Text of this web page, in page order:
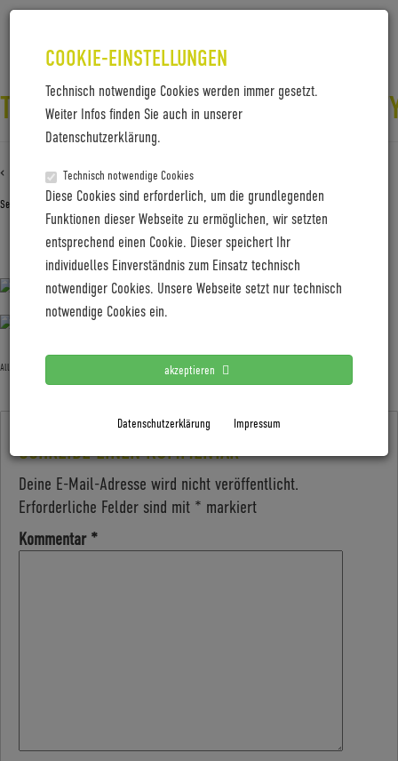
COOKIE-EINSTELLUNGEN
Technisch notwendige Cookies werden immer gesetzt.
Weiter Infos finden Sie auch in unserer
Datenschutzerklärung.
Technisch notwendige Cookies
Diese Cookies sind erforderlich, um die grundlegenden
Funktionen dieser Webseite zu ermöglichen, wir setzten
entsprechend einen Cookie. Dieser speichert Ihr
individuelles Einverständnis zum Einsatz technisch
notwendiger Cookies. Unsere Webseite setzt nur technisch
notwendige Cookies ein.
akzeptieren
Datenschutzerklärung Impressum
‹ Zurück zuTrelock_LS_760_igo_vision_City_037
September 8, 2020 Gabi Jung—No Comments
Trelock_LS_760_igo_vision_City_037
Allgemein
SCHREIBE EINEN KOMMENTAR
Deine E-Mail-Adresse wird nicht veröffentlicht.
Erforderliche Felder sind mit * markiert
Kommentar *